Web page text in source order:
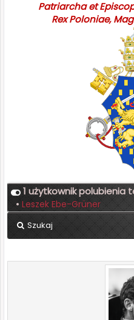
Patriarcha et
Rex Poloniae,
1 użytkownik polubienia
• Leszek Ebe-Grüner
Szukaj